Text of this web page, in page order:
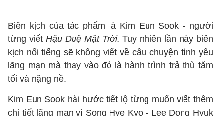
Biên kịch của tác phẩm là Kim Eun Sook - người
từng viết Hậu Duệ Mặt Trời. Tuy nhiên lần này biên
kịch nổi tiếng sẽ không viết về câu chuyện tình yêu
lãng mạn mà thay vào đó là hành trình trả thù tăm
tối và nặng nề.
Kim Eun Sook hài hước tiết lộ từng muốn viết thêm
chi tiết lãng mạn vì Song Hye Kyo - Lee Dong Hyuk